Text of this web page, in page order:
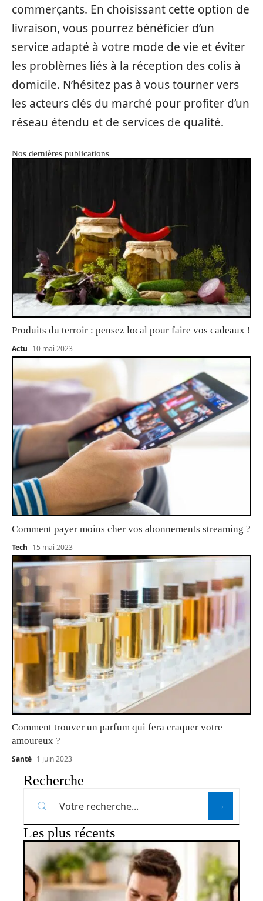
commerçants. En choisissant cette option de
livraison, vous pourrez bénéficier d’un
service adapté à votre mode de vie et éviter
les problèmes liés à la réception des colis à
domicile. N’hésitez pas à vous tourner vers
les acteurs clés du marché pour profiter d’un
réseau étendu et de services de qualité.
Nos dernières publications
Produits du terroir : pensez local pour faire vos cadeaux !
Actu 10 mai 2023
Comment payer moins cher vos abonnements streaming ?
Tech 15 mai 2023
Comment trouver un parfum qui fera craquer votre
amoureux ?
Santé 1 juin 2023
Recherche
Les plus récents